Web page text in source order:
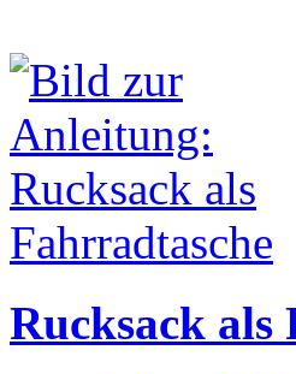
Rucksack als